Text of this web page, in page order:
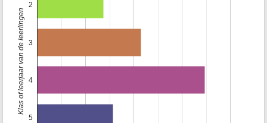
2
3
4
5
Klas of leerjaar van de leerlingen